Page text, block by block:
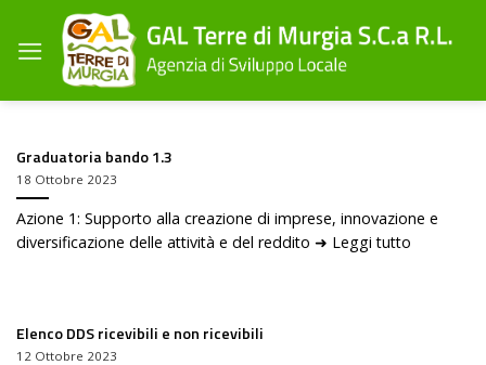
contenuti
Graduatoria bando 1.3
18 Ottobre 2023
Azione 1: Supporto alla creazione di imprese, innovazione e
diversificazione delle attività e del reddito ➜ Leggi tutto
Elenco DDS ricevibili e non ricevibili
12 Ottobre 2023